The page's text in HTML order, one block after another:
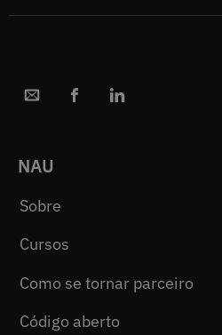
NAU
Sobre
Cursos
Como se tornar parceiro
Código aberto